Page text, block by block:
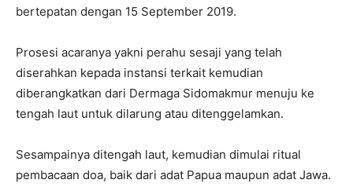
bertepatan dengan 15 September 2019.
Prosesi acaranya yakni perahu sesaji yang telah
diserahkan kepada instansi terkait kemudian
diberangkatkan dari Dermaga Sidomakmur menuju ke
tengah laut untuk dilarung atau ditenggelamkan.
Sesampainya ditengah laut, kemudian dimulai ritual
pembacaan doa, baik dari adat Papua maupun adat Jawa.